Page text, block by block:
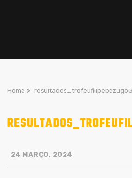
Home >
24 MARÇO, 2024